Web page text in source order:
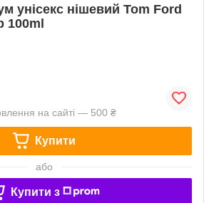
унісекс нішевий Tom Ford
100ml
на сайті — 500 ₴
Купити
або
Купити з